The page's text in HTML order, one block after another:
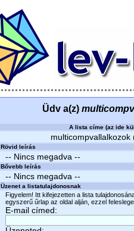
Üdv a(z)
A lista címe (az ide
Rövid leírás
-- Nincs megadva --
Bővebb leírás
-- Nincs megadva --
Üzenet a listatulajdonosnak
Figyelem! Itt kifejezetten a lista
egyszerű űrlap az oldal alján, ezzel
E-mail címed: